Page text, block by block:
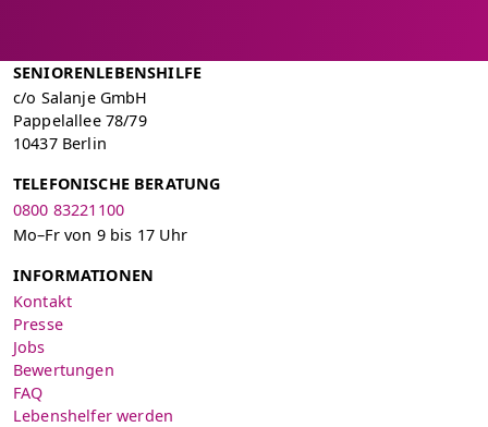
SENIORENLEBENSHILFE
c/o Salanje GmbH
Pappelallee 78/79
10437 Berlin
TELEFONISCHE BERATUNG
0800 83221100
Mo–Fr von 9 bis 17 Uhr
INFORMATIONEN
Kontakt
Presse
Jobs
Bewertungen
FAQ
Lebenshelfer werden